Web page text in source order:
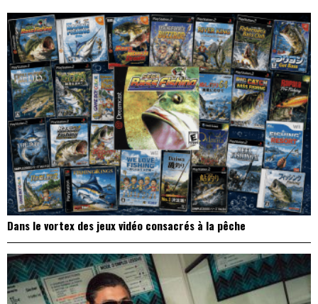
Dans le vortex des jeux vidéo consacrés à la pêche